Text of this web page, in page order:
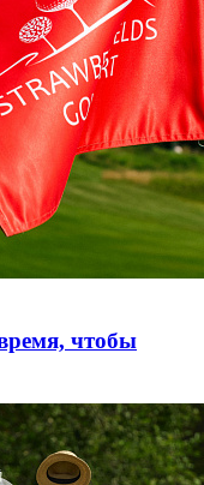
чтобы